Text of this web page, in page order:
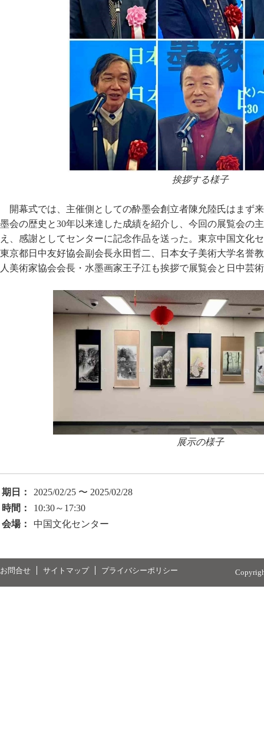
挨拶する様子
開幕式では、主催側としての酔墨会創立者陳允陸氏はまず
墨会の歴史と30年以来達した成績を紹介し、今回の展覧会の
え、感謝としてセンターに記念作品を送った。東京中国文化
東京都日中友好協会副会長永田哲二、日本女子美術大学名誉
人美術家協会会長・水墨画家王子江も挨拶で展覧会と日中芸
展示の様子
期日：
2025/02/25 〜 2025/02/28
時間：
10:30～17:30
会場：
中国文化センター
お問合せ サイトマップ プライバシーポリシー